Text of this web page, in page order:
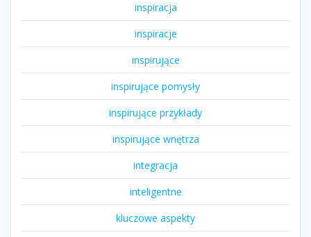
inspiracja
inspiracje
inspirujące
inspirujące pomysły
inspirujące przykłady
inspirujące wnętrza
integracja
inteligentne
kluczowe aspekty